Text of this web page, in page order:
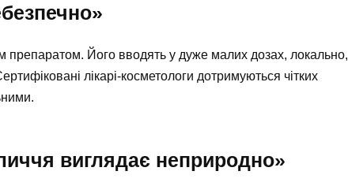
препаратом. Його вводять у дуже малих дозах, локально,
лікарі-косметологи дотримуються чітких
виглядає неприродно»